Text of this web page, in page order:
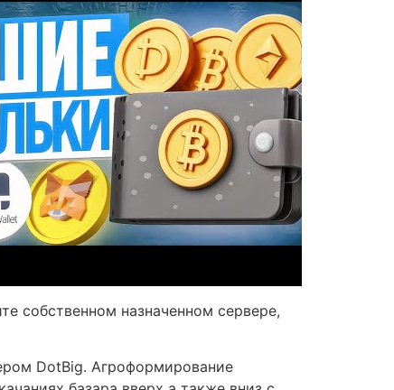
собственном назначенном сервере,
DotBig. Агроформирование